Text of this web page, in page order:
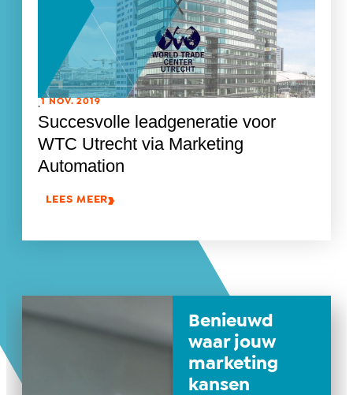
.1 NOV. 2019
Succesvolle leadgeneratie voor
WTC Utrecht via Marketing
Automation
LEES MEER
Benieuwd
waar jouw
marketing
kansen